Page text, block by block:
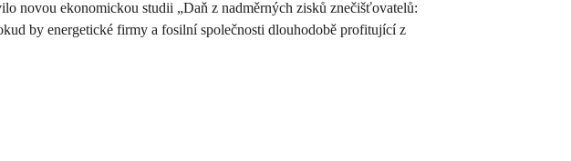
novou ekonomickou studii „Daň z nadměrných zisků znečišťovatelů:
by energetické firmy a fosilní společnosti dlouhodobě profitující z